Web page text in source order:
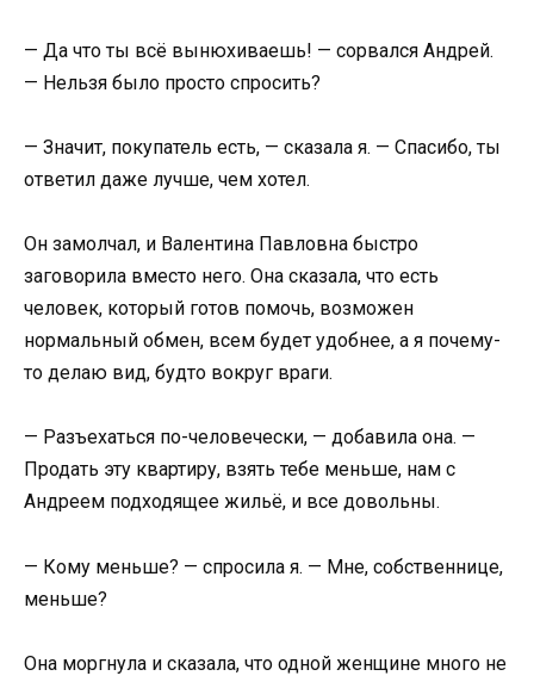
— Да что ты всё вынюхиваешь! — сорвался Андрей.
— Нельзя было просто спросить?
— Значит, покупатель есть, — сказала я. — Спасибо, ты
ответил даже лучше, чем хотел.
Он замолчал, и Валентина Павловна быстро
заговорила вместо него. Она сказала, что есть
человек, который готов помочь, возможен
нормальный обмен, всем будет удобнее, а я почему-
то делаю вид, будто вокруг враги.
— Разъехаться по-человечески, — добавила она. —
Продать эту квартиру, взять тебе меньше, нам с
Андреем подходящее жильё, и все довольны.
— Кому меньше? — спросила я. — Мне, собственнице,
меньше?
Она моргнула и сказала, что одной женщине много не